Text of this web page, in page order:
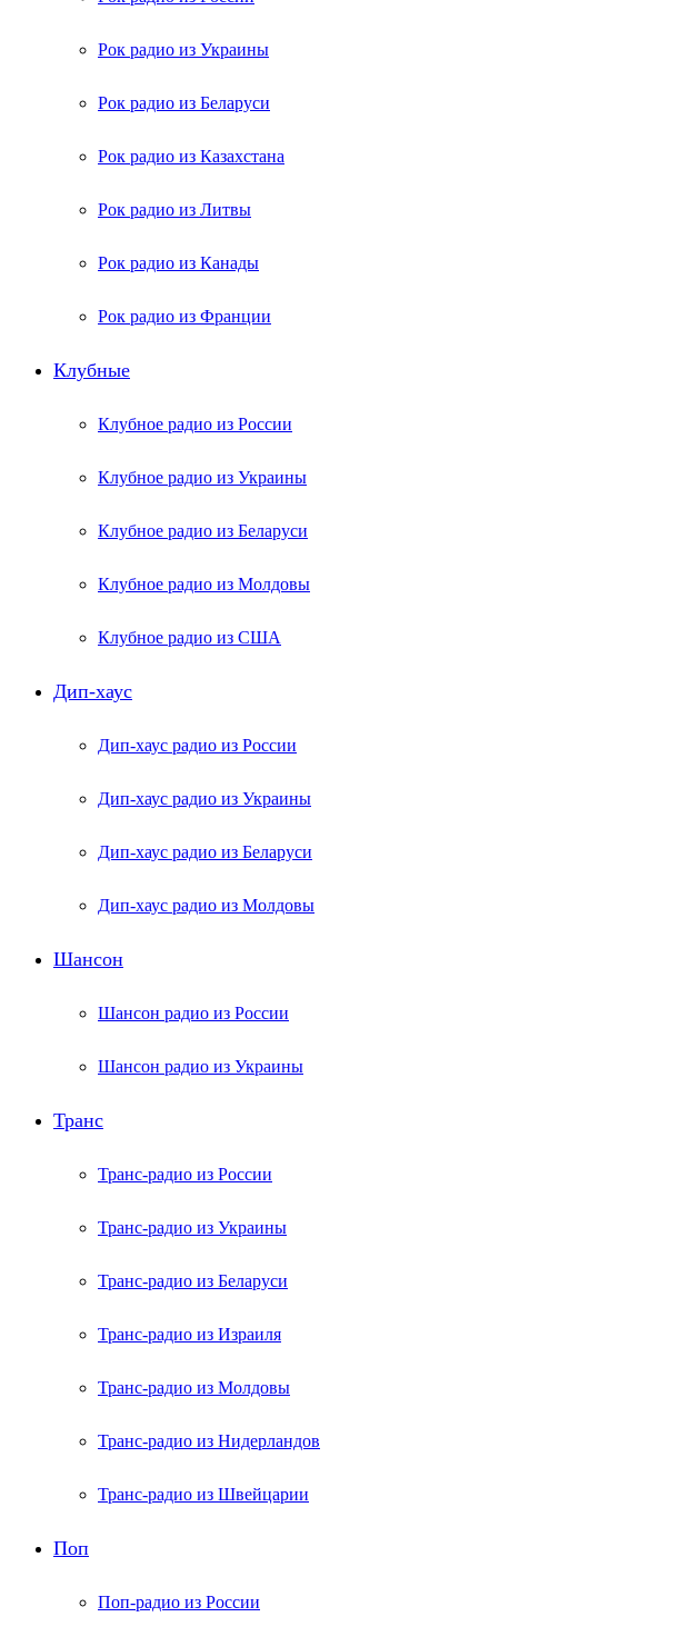
Рок радио из Украины
Рок радио из Беларуси
Рок радио из Казахстана
Рок радио из Литвы
Рок радио из Канады
Рок радио из Франции
Клубные
Клубное радио из России
Клубное радио из Украины
Клубное радио из Беларуси
Клубное радио из Молдовы
Клубное радио из США
Дип-хаус
Дип-хаус радио из России
Дип-хаус радио из Украины
Дип-хаус радио из Беларуси
Дип-хаус радио из Молдовы
Шансон
Шансон радио из России
Шансон радио из Украины
Транс
Транс-радио из России
Транс-радио из Украины
Транс-радио из Беларуси
Транс-радио из Израиля
Транс-радио из Молдовы
Транс-радио из Нидерландов
Транс-радио из Швейцарии
Поп
Поп-радио из России